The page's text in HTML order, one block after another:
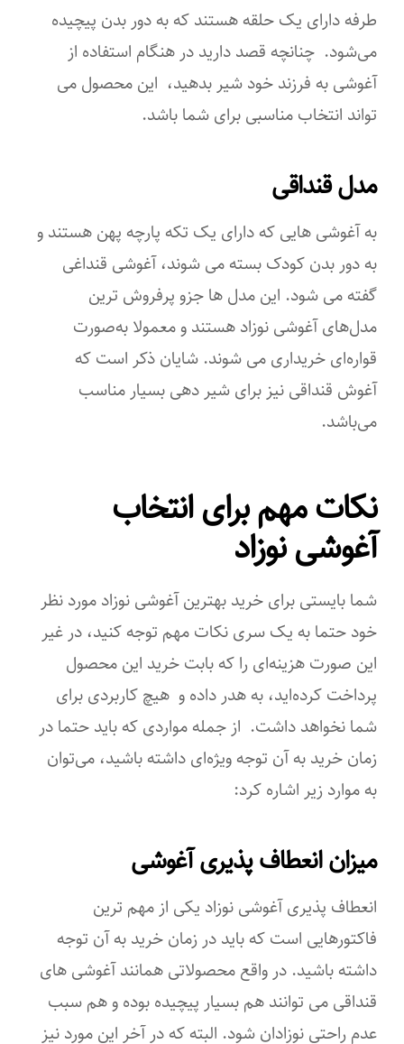
‌طرفه دارای یک حلقه هستند که به دور بدن پیچیده
می‌شود. چنانچه قصد دارید در هنگام استفاده از
آغوشی به فرزند خود شیر بدهید، این محصول می‌
تواند انتخاب مناسبی برای شما باشد.
مدل قنداقی
به آغوشی هایی که دارای یک تکه پارچه پهن هستند و
به دور بدن کودک بسته می‌ شوند، آغوشی قنداغی
گفته می ‌شود. این مدل ‌ها جزو پرفروش ‌ترین
مدل‌های آغوشی نوزاد هستند و معمولا به‌صورت
قواره‌ای خریداری می شوند. شایان ‌ذکر است که
آغوش قنداقی نیز برای شیر دهی بسیار مناسب
می‌باشد.
نکات مهم برای انتخاب
آغوشی نوزاد
شما بایستی برای خرید بهترین آغوشی نوزاد مورد نظر
خود حتما به یک سری نکات مهم توجه کنید، در غیر
این صورت هزینه‌ای را که بابت خرید این محصول
پرداخت کرده‌اید، به هدر داده و هیچ کاربردی برای
شما نخواهد داشت. از جمله مواردی که باید حتما در
زمان خرید به آن توجه ویژه‌ای داشته باشید، می‌توان
به موارد زیر اشاره کرد:
میزان انعطاف ‌پذیری آغوشی
انعطاف ‌پذیری آغوشی نوزاد یکی از مهم ‌ترین
فاکتورهایی است که باید در زمان خرید به آن توجه
داشته باشید. در واقع محصولاتی همانند آغوشی های
قنداقی می ‌توانند هم بسیار پیچیده بوده و هم سبب
عدم راحتی نوزادان شود. البته که در آخر این مورد نیز